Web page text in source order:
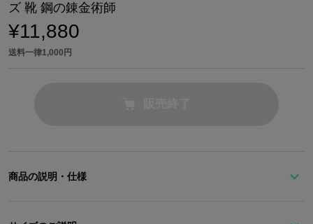
ズ 靴 鋼の錬金術師
¥11,880
送料一律1,000円
商品の説明・仕様